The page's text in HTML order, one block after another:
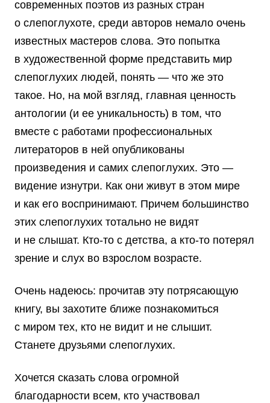
современных поэтов из разных стран
о слепоглухоте, среди авторов немало очень
известных мастеров слова. Это попытка
в художественной форме представить мир
слепоглухих людей, понять — что же это
такое. Но, на мой взгляд, главная ценность
антологии (и ее уникальность) в том, что
вместе с работами профессиональных
литераторов в ней опубликованы
произведения и самих слепоглухих. Это —
видение изнутри. Как они живут в этом мире
и как его воспринимают. Причем большинство
этих слепоглухих тотально не видят
и не слышат. Кто-то с детства, а кто-то потерял
зрение и слух во взрослом возрасте.
Очень надеюсь: прочитав эту потрясающую
книгу, вы захотите ближе познакомиться
с миром тех, кто не видит и не слышит.
Станете друзьями слепоглухих.
Хочется сказать слова огромной
благодарности всем, кто участвовал